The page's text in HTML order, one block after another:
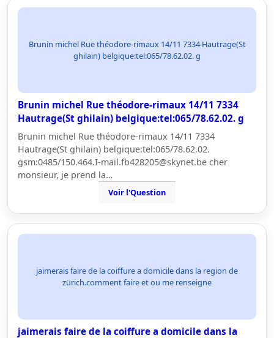
Brunin michel Rue théodore-rimaux 14/11 7334 Hautrage(St
ghilain) belgique:tel:065/78.62.02. g
Brunin michel Rue théodore-rimaux 14/11 7334
Hautrage(St ghilain) belgique:tel:065/78.62.02. g
Brunin michel Rue théodore-rimaux 14/11 7334
Hautrage(St ghilain) belgique:tel:065/78.62.02.
gsm:0485/150.464.I-mail.fb428205@skynet.be cher
monsieur, je prend la…
Voir l'Question
jaimerais faire de la coiffure a domicile dans la region de
zürich.comment faire et ou me renseigne
jaimerais faire de la coiffure a domicile dans la